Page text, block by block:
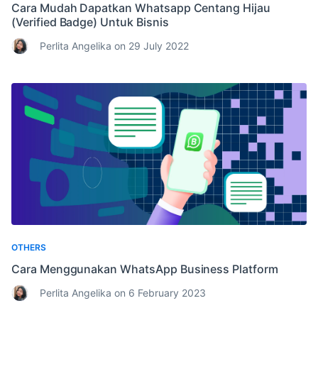
Cara Mudah Dapatkan Whatsapp Centang Hijau
(Verified Badge) Untuk Bisnis
Perlita Angelika on 29 July 2022
OTHERS
Cara Menggunakan WhatsApp Business Platform
Perlita Angelika on 6 February 2023